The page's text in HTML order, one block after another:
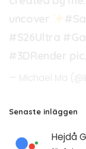
Senaste inläggen
Hejdå